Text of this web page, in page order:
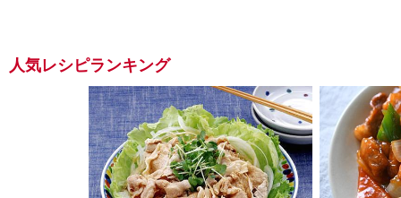
人気レシピランキング